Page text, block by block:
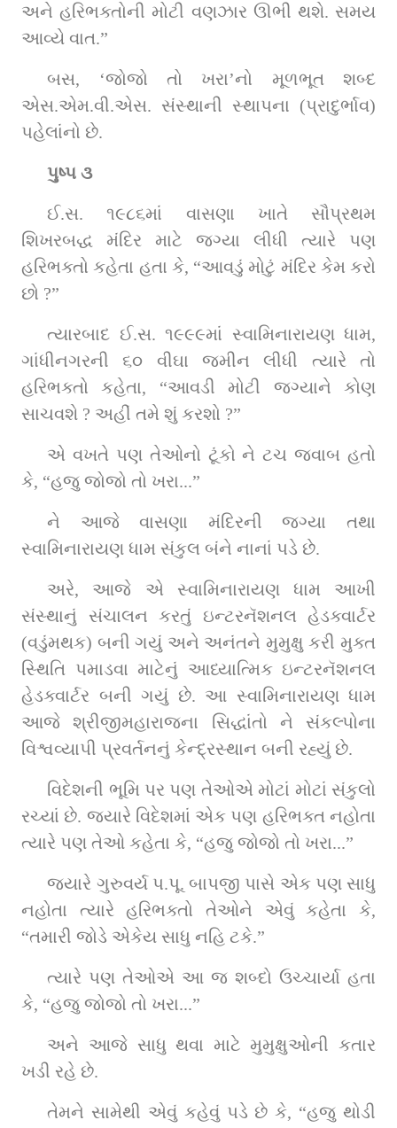
અને હરિભક્તોની મોટી વણઝાર ઊભી થશે. સમય
આવ્યે વાત.”
બસ, ‘જોજો તો ખરા’નો મૂળભૂત શબ્દ
એસ.એમ.વી.એસ. સંસ્થાની સ્થાપના (પ્રાદુર્ભાવ)
પહેલાંનો છે.
પુષ્પ ૩
ઈ.સ. ૧૯૮૬માં વાસણા ખાતે સૌપ્રથમ
શિખરબદ્ધ મંદિર માટે જગ્યા લીધી ત્યારે પણ
હરિભક્તો કહેતા હતા કે, “આવડું મોટું મંદિર કેમ કરો
છો ?”
ત્યારબાદ ઈ.સ. ૧૯૯૯માં સ્વામિનારાયણ ધામ,
ગાંધીનગરની ૬૦ વીઘા જમીન લીધી ત્યારે તો
હરિભક્તો કહેતા, “આવડી મોટી જગ્યાને કોણ
સાચવશે ? અહીં તમે શું કરશો ?”
એ વખતે પણ તેઓનો ટૂંકો ને ટચ જવાબ હતો
કે, “હજુ જોજો તો ખરા...”
ને આજે વાસણા મંદિરની જગ્યા તથા
સ્વામિનારાયણ ધામ સંકુલ બંને નાનાં પડે છે.
અરે, આજે એ સ્વામિનારાયણ ધામ આખી
સંસ્થાનું સંચાલન કરતું ઇન્ટરનૅશનલ હેડક્વાર્ટર
(વડુંમથક) બની ગયું અને અનંતને મુમુક્ષુ કરી મુક્ત
સ્થિતિ પમાડવા માટેનું આધ્યાત્મિક ઇન્ટરનૅશનલ
હેડક્વાર્ટર બની ગયું છે. આ સ્વામિનારાયણ ધામ
આજે શ્રીજીમહારાજના સિદ્ધાંતો ને સંકલ્પોના
વિશ્વવ્યાપી પ્રવર્તનનું કેન્દ્રસ્થાન બની રહ્યું છે.
વિદેશની ભૂમિ પર પણ તેઓએ મોટાં મોટાં સંકુલો
રચ્યાં છે. જ્યારે વિદેશમાં એક પણ હરિભક્ત નહોતા
ત્યારે પણ તેઓ કહેતા કે, “હજુ જોજો તો ખરા...”
જ્યારે ગુરુવર્ય પ.પૂ. બાપજી પાસે એક પણ સાધુ
નહોતા ત્યારે હરિભક્તો તેઓને એવું કહેતા કે,
“તમારી જોડે એકેય સાધુ નહિ ટકે.”
ત્યારે પણ તેઓએ આ જ શબ્દો ઉચ્ચાર્યા હતા
કે, “હજુ જોજો તો ખરા...”
અને આજે સાધુ થવા માટે મુમુક્ષુઓની કતાર
ખડી રહે છે.
તેમને સામેથી એવું કહેવું પડે છે કે, “હજુ થોડી